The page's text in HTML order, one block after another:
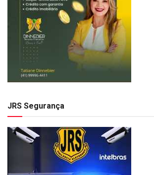
JRS Segurança